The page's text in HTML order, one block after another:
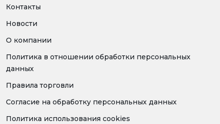
Контакты
Новости
О компании
Политика в отношении обработки персональных
данных
Правила торговли
Согласие на обработку персональных данных
Политика использования cookies